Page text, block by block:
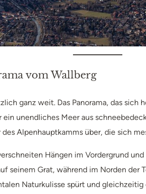
vom Wallberg
ganz weit. Das Panorama, das sich
unendliches Meer aus
Alpenhauptkamms über, die sich
Hängen im Vordergrund
Grat, während im Norden der
Naturkulisse spürt und